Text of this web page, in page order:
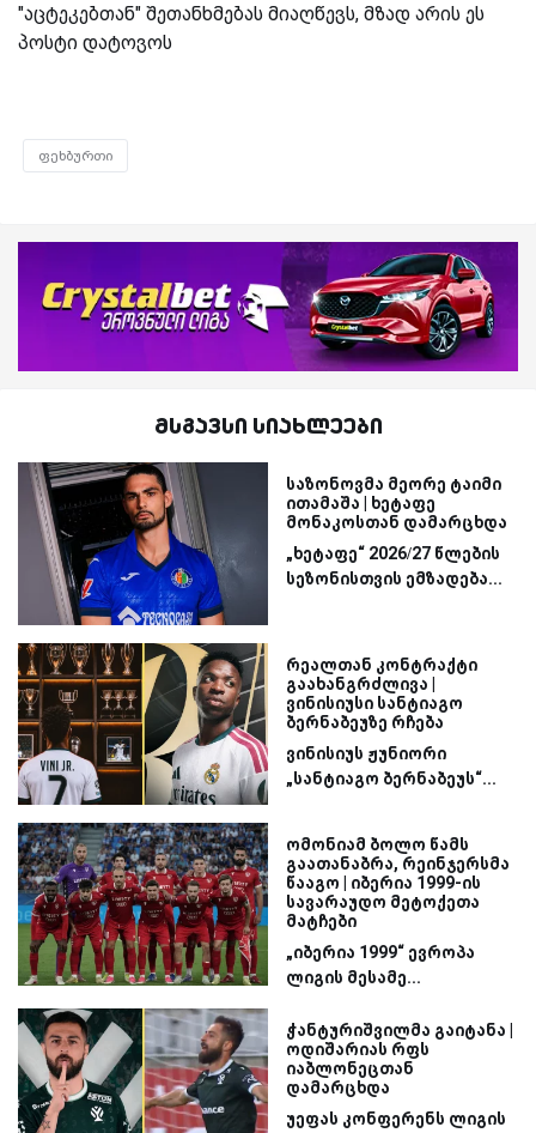
"აცტეკებთან" შეთანხმებას მიაღწევს, მზად არის ეს
პოსტი დატოვოს
ფეხბურთი
მსგავსი სიახლეები
საზონოვმა მეორე ტაიმი
ითამაშა | ხეტაფე
მონაკოსთან დამარცხდა
„ხეტაფე“ 2026/27 წლების
სეზონისთვის ემზადება...
რეალთან კონტრაქტი
გაახანგრძლივა |
ვინისიუსი სანტიაგო
ბერნაბეუზე რჩება
ვინისიუს ჟუნიორი
„სანტიაგო ბერნაბეუს“...
ომონიამ ბოლო წამს
გაათანაბრა, რეინჯერსმა
წააგო | იბერია 1999-ის
სავარაუდო მეტოქეთა
მატჩები
„იბერია 1999“ ევროპა
ლიგის მესამე...
ჭანტურიშვილმა გაიტანა |
ოდიშარიას რფს
იაბლონეცთან
დამარცხდა
უეფას კონფერენს ლიგის